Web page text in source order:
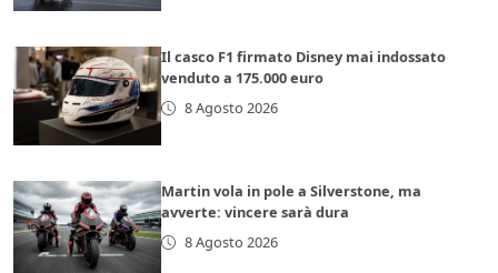
Il casco F1 firmato Disney mai indossato
venduto a 175.000 euro
8 Agosto 2026
Martin vola in pole a Silverstone, ma
avverte: vincere sarà dura
8 Agosto 2026